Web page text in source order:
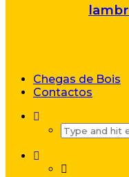
Chegas de Bois
Contactos